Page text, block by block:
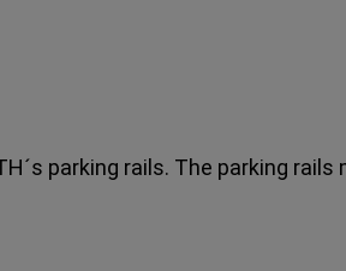
parking rails. The parking rails